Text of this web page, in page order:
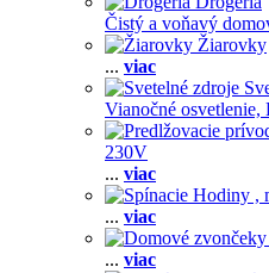
Čistý a voňavý
Žiarovky
... viac
Vianočné osvetlenie,
230V
... viac
... viac
... viac